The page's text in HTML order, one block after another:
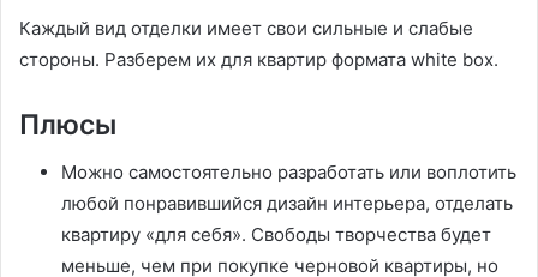
Каждый вид отделки имеет свои сильные и слабые
стороны. Разберем их для квартир формата white box.
Плюсы
Можно самостоятельно разработать или воплотить
любой понравившийся дизайн интерьера, отделать
квартиру «для себя». Свободы творчества будет
меньше, чем при покупке черновой квартиры, но